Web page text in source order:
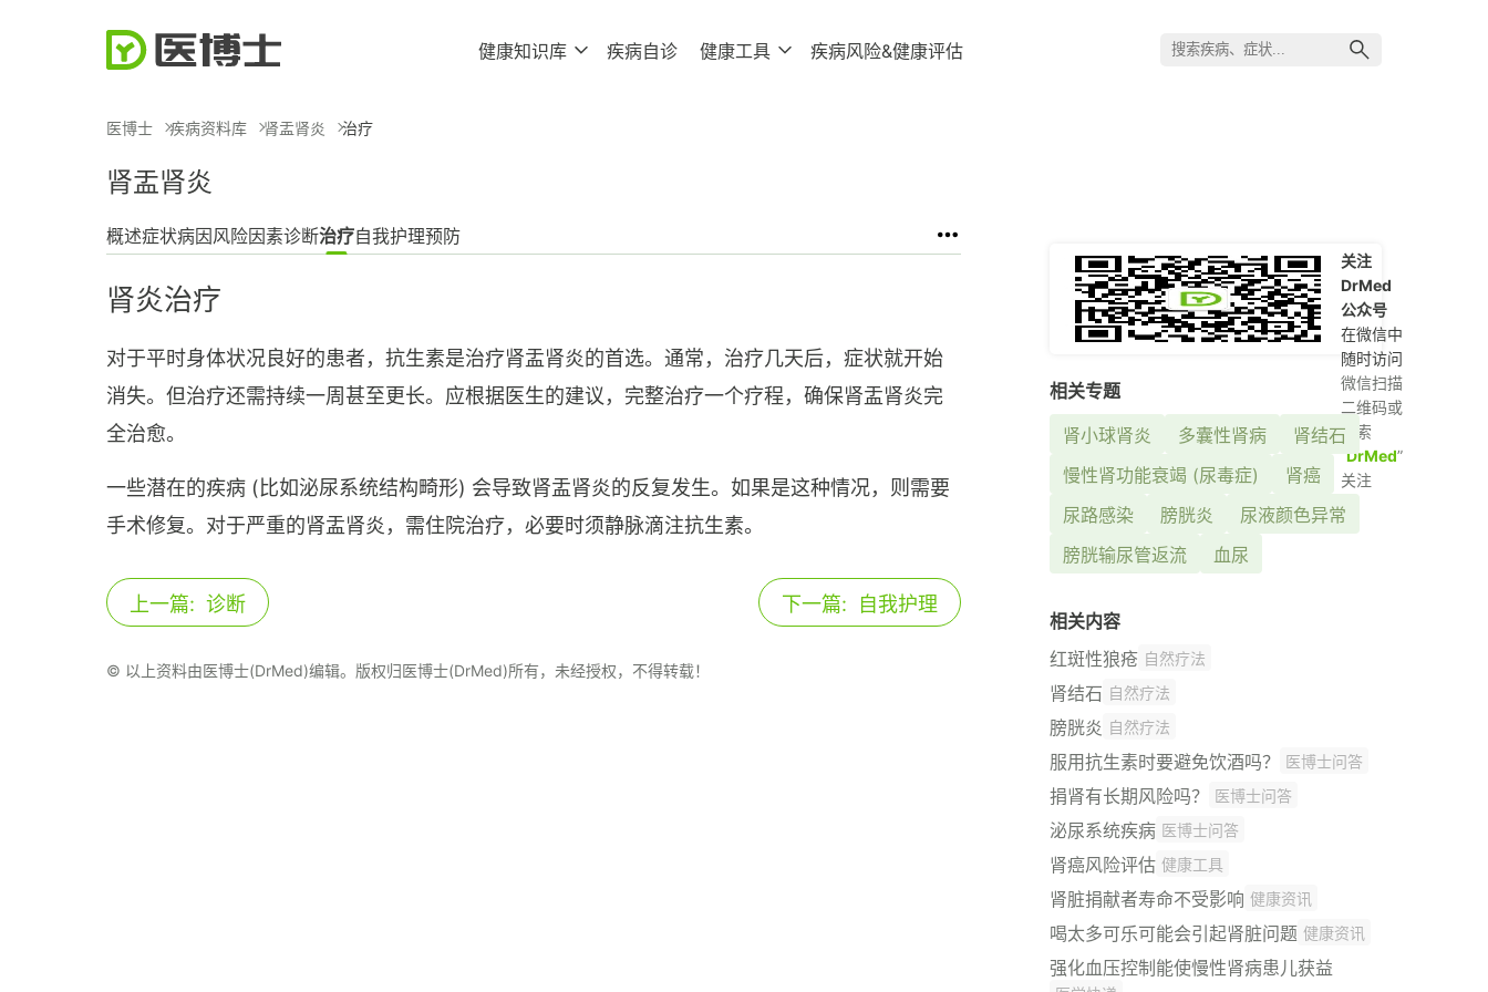
健康知识库 疾病自诊 健康工具 疾病风险&健康评估
医博士 疾病资料库 肾盂肾炎 治疗
肾盂肾炎
概述症状病因风险因素诊断治疗自我护理预防
肾炎治疗
对于平时身体状况良好的患者，抗生素是治疗肾盂肾炎的首选。通常，治疗几天后，症状就开始
消失。但治疗还需持续一周甚至更长。应根据医生的建议，完整治疗一个疗程，确保肾盂肾炎完
全治愈。
一些潜在的疾病 (比如泌尿系统结构畸形) 会导致肾盂肾炎的反复发生。如果是这种情况，则需要
手术修复。对于严重的肾盂肾炎，需住院治疗，必要时须静脉滴注抗生素。
上一篇: 诊断 下一篇: 自我护理
© 以上资料由医博士(DrMed)编辑。版权归医博士(DrMed)所有，未经授权，不得转载！
关注
DrMed
公众号
在微信中
随时访问
微信扫描
二维码或
搜索
“DrMed”
关注
相关专题
肾小球肾炎
多囊性肾病
肾结石
慢性肾功能衰竭 (尿毒症)
肾癌
尿路感染
膀胱炎
尿液颜色异常
膀胱输尿管返流
血尿
相关内容
红斑性狼疮 自然疗法
肾结石 自然疗法
膀胱炎 自然疗法
服用抗生素时要避免饮酒吗？ 医博士问答
捐肾有长期风险吗？ 医博士问答
泌尿系统疾病 医博士问答
肾癌风险评估 健康工具
肾脏捐献者寿命不受影响 健康资讯
喝太多可乐可能会引起肾脏问题 健康资讯
强化血压控制能使慢性肾病患儿获益